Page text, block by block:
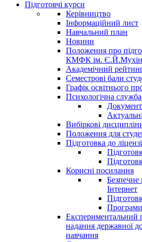
Підготовчі курси
Керівництво
Інформаційний лист
Навчальний план
Новини
Положення про
КМФК ім.
Академічний
Семестрові бали
Графік освітнього
Психологічна служба
Вибіркові
Положення для
Підготовка до
Корисні посилання
Безпечне
Інтернет
Програми
Експериментальний
надання державної
навчання